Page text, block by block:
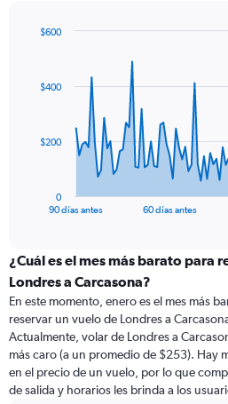
data
The
categories.
Range:
categories.
The
chart
has
1
Y
90 días antes 60 días antes
0
$200
$400
$600
¿Cuál es el mes más barato para
Londres a Carcasona?
En este momento, enero es el mes más
reservar un vuelo de Londres a
Actualmente, volar de Londres a
más caro (a un promedio de $253). Hay
en el precio de un vuelo, por lo que
de salida y horarios les brinda a los